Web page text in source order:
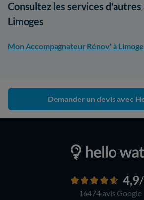
Consultez les services d'autres
Limoges
Mon Accompagnateur Rénov' à
Demander un devis avec
4,9
16474 avis Google